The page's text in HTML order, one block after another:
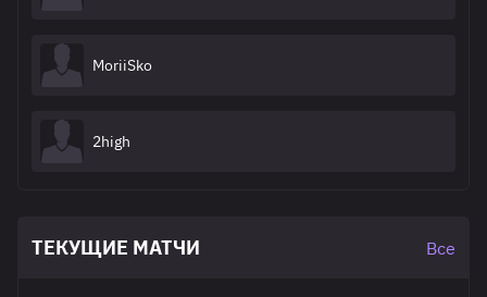
MoriiSko
2high
ТЕКУЩИЕ МАТЧИ Все